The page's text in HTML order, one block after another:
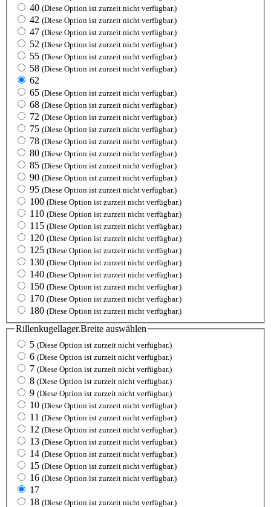
40 (Diese Option ist zurzeit nicht verfügbar.)
42 (Diese Option ist zurzeit nicht verfügbar.)
47 (Diese Option ist zurzeit nicht verfügbar.)
52 (Diese Option ist zurzeit nicht verfügbar.)
55 (Diese Option ist zurzeit nicht verfügbar.)
58 (Diese Option ist zurzeit nicht verfügbar.)
62
65 (Diese Option ist zurzeit nicht verfügbar.)
68 (Diese Option ist zurzeit nicht verfügbar.)
72 (Diese Option ist zurzeit nicht verfügbar.)
75 (Diese Option ist zurzeit nicht verfügbar.)
78 (Diese Option ist zurzeit nicht verfügbar.)
80 (Diese Option ist zurzeit nicht verfügbar.)
85 (Diese Option ist zurzeit nicht verfügbar.)
90 (Diese Option ist zurzeit nicht verfügbar.)
95 (Diese Option ist zurzeit nicht verfügbar.)
100 (Diese Option ist zurzeit nicht verfügbar.)
110 (Diese Option ist zurzeit nicht verfügbar.)
115 (Diese Option ist zurzeit nicht verfügbar.)
120 (Diese Option ist zurzeit nicht verfügbar.)
125 (Diese Option ist zurzeit nicht verfügbar.)
130 (Diese Option ist zurzeit nicht verfügbar.)
140 (Diese Option ist zurzeit nicht verfügbar.)
150 (Diese Option ist zurzeit nicht verfügbar.)
170 (Diese Option ist zurzeit nicht verfügbar.)
180 (Diese Option ist zurzeit nicht verfügbar.)
Rillenkugellager.Breite auswählen
5 (Diese Option ist zurzeit nicht verfügbar.)
6 (Diese Option ist zurzeit nicht verfügbar.)
7 (Diese Option ist zurzeit nicht verfügbar.)
8 (Diese Option ist zurzeit nicht verfügbar.)
9 (Diese Option ist zurzeit nicht verfügbar.)
10 (Diese Option ist zurzeit nicht verfügbar.)
11 (Diese Option ist zurzeit nicht verfügbar.)
12 (Diese Option ist zurzeit nicht verfügbar.)
13 (Diese Option ist zurzeit nicht verfügbar.)
14 (Diese Option ist zurzeit nicht verfügbar.)
15 (Diese Option ist zurzeit nicht verfügbar.)
16 (Diese Option ist zurzeit nicht verfügbar.)
17
18 (Diese Option ist zurzeit nicht verfügbar.)